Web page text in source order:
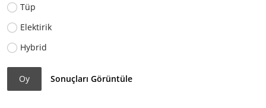
Tüp
Elektirik
Hybrid
Oy Sonuçları Görüntüle